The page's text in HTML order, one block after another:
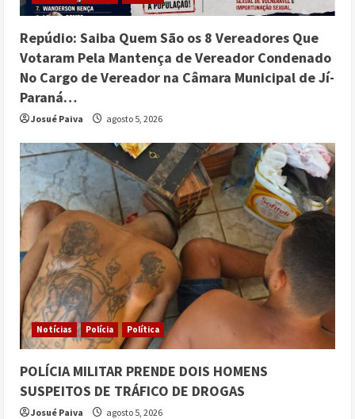
5
Prefeitura de Ji-Paraná fortalece
voltadas a crianças, adolescentes,
idosos e famílias
julho 25, 2026
Repúdio: Saiba Quem São os 8 Vereadores Que
Votaram Pela Mantença de Vereador Condenado
No Cargo de Vereador na Câmara Municipal de Jí-
Paraná…
Josué Paiva agosto 5, 2026
Notícias Polícia Política
POLÍCIA MILITAR PRENDE DOIS HOMENS
SUSPEITOS DE TRÁFICO DE DROGAS
Josué Paiva agosto 5, 2026